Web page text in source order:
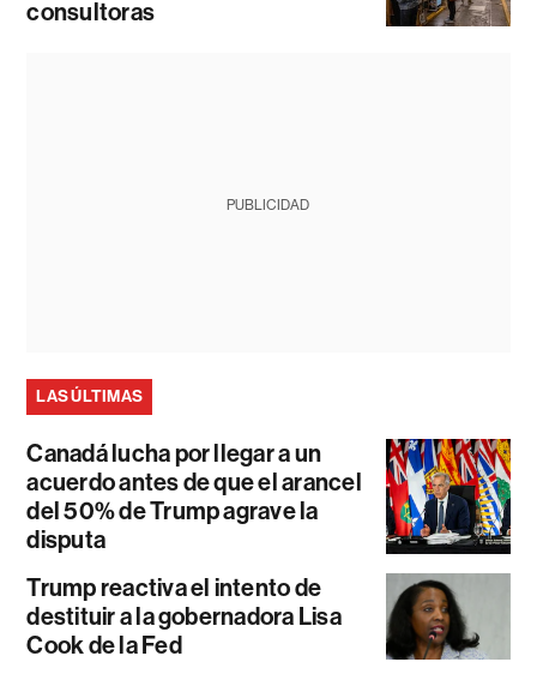
consultoras
PUBLICIDAD
LAS ÚLTIMAS
Canadá lucha por llegar a un
acuerdo antes de que el arancel
del 50% de Trump agrave la
disputa
Trump reactiva el intento de
destituir a la gobernadora Lisa
Cook de la Fed